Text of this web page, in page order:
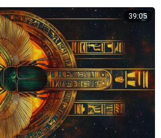
39:05